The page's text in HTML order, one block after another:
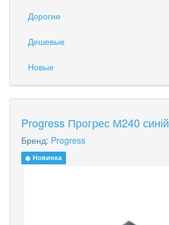
Дорогие
Дешевые
Новые
Progress Прогрес М240 синій
Бренд: Progress
Новинка